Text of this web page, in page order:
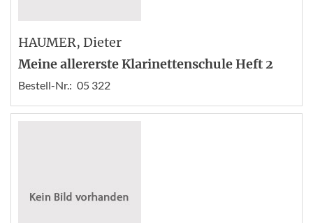
HAUMER, Dieter
Meine allererste Klarinettenschule Heft 2
Bestell-Nr.: 05 322